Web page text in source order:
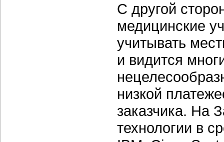
С другой
медицинские
учитывать
и видится
низкой
заказчика. На
технологии в